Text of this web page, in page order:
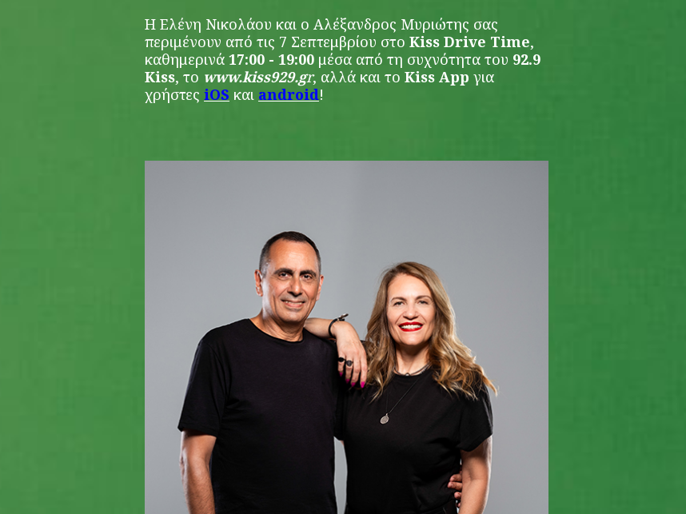
Η Ελένη Νικολάου και ο Αλέξανδρος Μυριώτης σας
περιμένουν από τις 7 Σεπτεμβρίου στο Kiss Drive Time,
καθημερινά 17:00 - 19:00 μέσα από τη συχνότητα του 92.9
Kiss, το www.kiss929.gr, αλλά και το Kiss App για
χρήστες iOS και android!